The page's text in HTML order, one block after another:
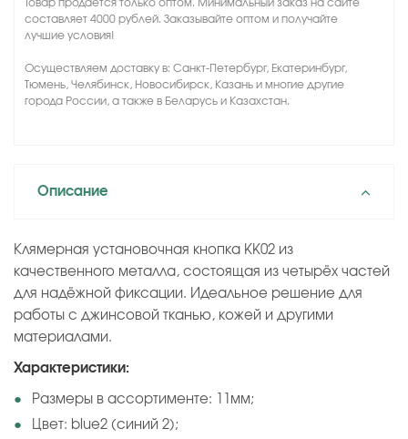
Товар продается только оптом. Минимальный заказ на сайте
составляет 4000 рублей. Заказывайте оптом и получайте
лучшие условия!
Осуществляем доставку в: Санкт-Петербург, Екатеринбург,
Тюмень, Челябинск, Новосибирск, Казань и многие другие
города России, а также в Беларусь и Казахстан.
Описание
Клямерная установочная кнопка KK02 из
качественного металла, состоящая из четырёх частей
для надёжной фиксации. Идеальное решение для
работы с джинсовой тканью, кожей и другими
материалами.
Характеристики:
Размеры в ассортименте: 11мм;
Цвет: blue2 (синий 2);